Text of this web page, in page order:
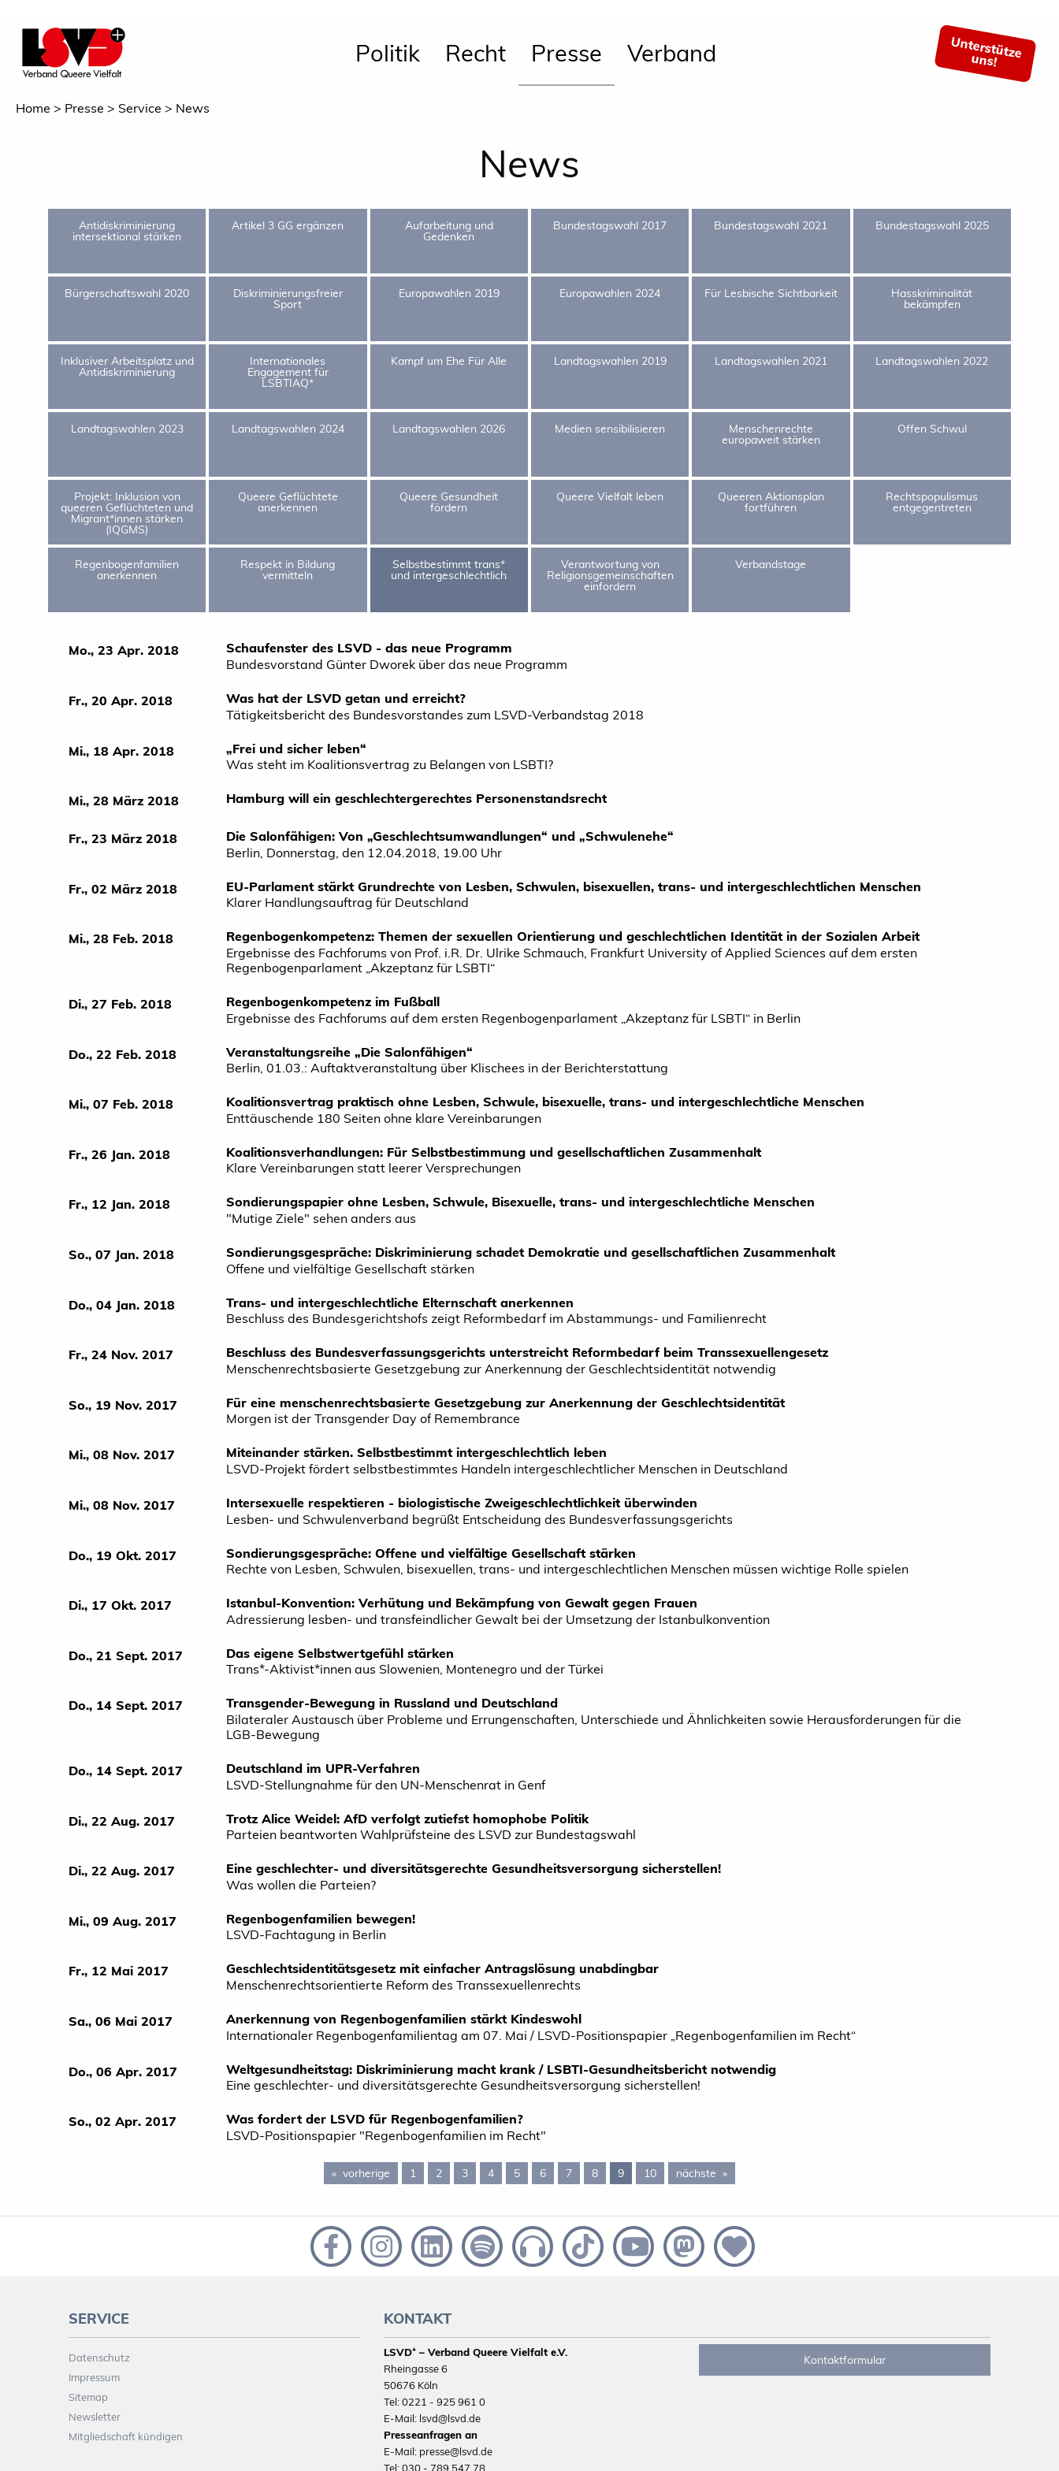
Politik Recht Presse Verband Unterstütze
uns!
Home Presse Service News
News
Antidiskriminierung
intersektional stärken
Artikel 3 GG ergänzen Aufarbeitung und
Gedenken
Bundestagswahl 2017 Bundestagswahl 2021 Bundestagswahl 2025
Bürgerschaftswahl 2020 Diskriminierungsfreier
Sport
Europawahlen 2019 Europawahlen 2024 Für Lesbische Sichtbarkeit Hasskriminalität
bekämpfen
Inklusiver Arbeitsplatz und
Antidiskriminierung
Internationales
Engagement für
LSBTIAQ*
Kampf um Ehe Für Alle Landtagswahlen 2019 Landtagswahlen 2021 Landtagswahlen 2022
Landtagswahlen 2023 Landtagswahlen 2024 Landtagswahlen 2026 Medien sensibilisieren Menschenrechte
europaweit stärken
Offen Schwul
Projekt: Inklusion von
queeren Geflüchteten und
Migrant*innen stärken
(IQGMS)
Queere Geflüchtete
anerkennen
Queere Gesundheit
fördern
Queere Vielfalt leben Queeren Aktionsplan
fortführen
Rechtspopulismus
entgegentreten
Regenbogenfamilien
anerkennen
Respekt in Bildung
vermitteln
Selbstbestimmt trans*
und intergeschlechtlich
Verantwortung von
Religionsgemeinschaften
einfordern
Verbandstage
Mo., 23 Apr. 2018
Schaufenster des LSVD - das neue Programm
Bundesvorstand Günter Dworek über das neue Programm
Fr., 20 Apr. 2018
Was hat der LSVD getan und erreicht?
Tätigkeitsbericht des Bundesvorstandes zum LSVD-Verbandstag 2018
Mi., 18 Apr. 2018
„Frei und sicher leben“
Was steht im Koalitionsvertrag zu Belangen von LSBTI?
Mi., 28 März 2018 Hamburg will ein geschlechtergerechtes Personenstandsrecht
Fr., 23 März 2018
Die Salonfähigen: Von „Geschlechtsumwandlungen“ und „Schwulenehe“
Berlin, Donnerstag, den 12.04.2018, 19.00 Uhr
Fr., 02 März 2018
EU-Parlament stärkt Grundrechte von Lesben, Schwulen, bisexuellen, trans- und intergeschlechtlichen Menschen
Klarer Handlungsauftrag für Deutschland
Mi., 28 Feb. 2018
Regenbogenkompetenz: Themen der sexuellen Orientierung und geschlechtlichen Identität in der Sozialen Arbeit
Ergebnisse des Fachforums von Prof. i.R. Dr. Ulrike Schmauch, Frankfurt University of Applied Sciences auf dem ersten
Regenbogenparlament „Akzeptanz für LSBTI“
Di., 27 Feb. 2018
Regenbogenkompetenz im Fußball
Ergebnisse des Fachforums auf dem ersten Regenbogenparlament „Akzeptanz für LSBTI“ in Berlin
Do., 22 Feb. 2018
Veranstaltungsreihe „Die Salonfähigen“
Berlin, 01.03.: Auftaktveranstaltung über Klischees in der Berichterstattung
Mi., 07 Feb. 2018
Koalitionsvertrag praktisch ohne Lesben, Schwule, bisexuelle, trans- und intergeschlechtliche Menschen
Enttäuschende 180 Seiten ohne klare Vereinbarungen
Fr., 26 Jan. 2018
Koalitionsverhandlungen: Für Selbstbestimmung und gesellschaftlichen Zusammenhalt
Klare Vereinbarungen statt leerer Versprechungen
Fr., 12 Jan. 2018
Sondierungspapier ohne Lesben, Schwule, Bisexuelle, trans- und intergeschlechtliche Menschen
"Mutige Ziele" sehen anders aus
So., 07 Jan. 2018
Sondierungsgespräche: Diskriminierung schadet Demokratie und gesellschaftlichen Zusammenhalt
Offene und vielfältige Gesellschaft stärken
Do., 04 Jan. 2018
Trans- und intergeschlechtliche Elternschaft anerkennen
Beschluss des Bundesgerichtshofs zeigt Reformbedarf im Abstammungs- und Familienrecht
Fr., 24 Nov. 2017
Beschluss des Bundesverfassungsgerichts unterstreicht Reformbedarf beim Transsexuellengesetz
Menschenrechtsbasierte Gesetzgebung zur Anerkennung der Geschlechtsidentität notwendig
So., 19 Nov. 2017
Für eine menschenrechtsbasierte Gesetzgebung zur Anerkennung der Geschlechtsidentität
Morgen ist der Transgender Day of Remembrance
Mi., 08 Nov. 2017
Miteinander stärken. Selbstbestimmt intergeschlechtlich leben
LSVD-Projekt fördert selbstbestimmtes Handeln intergeschlechtlicher Menschen in Deutschland
Mi., 08 Nov. 2017
Intersexuelle respektieren - biologistische Zweigeschlechtlichkeit überwinden
Lesben- und Schwulenverband begrüßt Entscheidung des Bundesverfassungsgerichts
Do., 19 Okt. 2017
Sondierungsgespräche: Offene und vielfältige Gesellschaft stärken
Rechte von Lesben, Schwulen, bisexuellen, trans- und intergeschlechtlichen Menschen müssen wichtige Rolle spielen
Di., 17 Okt. 2017
Istanbul-Konvention: Verhütung und Bekämpfung von Gewalt gegen Frauen
Adressierung lesben- und transfeindlicher Gewalt bei der Umsetzung der Istanbulkonvention
Do., 21 Sept. 2017
Das eigene Selbstwertgefühl stärken
Trans*-Aktivist*innen aus Slowenien, Montenegro und der Türkei
Do., 14 Sept. 2017
Transgender-Bewegung in Russland und Deutschland
Bilateraler Austausch über Probleme und Errungenschaften, Unterschiede und Ähnlichkeiten sowie Herausforderungen für die
LGB-Bewegung
Do., 14 Sept. 2017
Deutschland im UPR-Verfahren
LSVD-Stellungnahme für den UN-Menschenrat in Genf
Di., 22 Aug. 2017
Trotz Alice Weidel: AfD verfolgt zutiefst homophobe Politik
Parteien beantworten Wahlprüfsteine des LSVD zur Bundestagswahl
Di., 22 Aug. 2017
Eine geschlechter- und diversitätsgerechte Gesundheitsversorgung sicherstellen!
Was wollen die Parteien?
Mi., 09 Aug. 2017
Regenbogenfamilien bewegen!
LSVD-Fachtagung in Berlin
Fr., 12 Mai 2017
Geschlechtsidentitätsgesetz mit einfacher Antragslösung unabdingbar
Menschenrechtsorientierte Reform des Transsexuellenrechts
Sa., 06 Mai 2017
Anerkennung von Regenbogenfamilien stärkt Kindeswohl
Internationaler Regenbogenfamilientag am 07. Mai / LSVD-Positionspapier „Regenbogenfamilien im Recht“
Do., 06 Apr. 2017
Weltgesundheitstag: Diskriminierung macht krank / LSBTI-Gesundheitsbericht notwendig
Eine geschlechter- und diversitätsgerechte Gesundheitsversorgung sicherstellen!
So., 02 Apr. 2017
Was fordert der LSVD für Regenbogenfamilien?
LSVD-Positionspapier "Regenbogenfamilien im Recht"
vorherige page 8
1 2 3 4 5 6 7 8 You're on page
9 10 nächste page 10
SERVICE
Datenschutz
Impressum
Sitemap
Newsletter
Mitgliedschaft kündigen
KONTAKT
LSVD⁺ – Verband Queere Vielfalt e.V.
Rheingasse 6
50676 Köln
Tel: 0221 - 925 961 0
E-Mail: lsvd@lsvd.de
Presseanfragen an
E-Mail: presse@lsvd.de
Tel: 030 - 789 547 78
Kontaktformular